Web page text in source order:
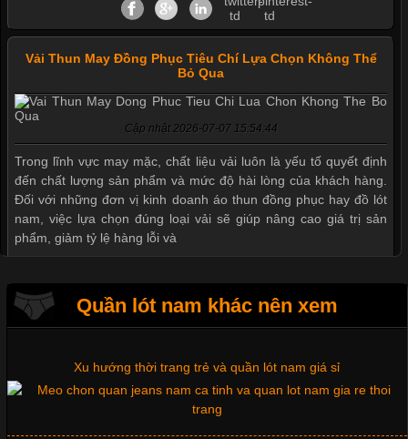
Vải Thun May Đồng Phục Tiêu Chí Lựa Chọn Không Thể
Bỏ Qua
Cập nhật 2026-07-07 15:54:44
Trong lĩnh vực may mặc, chất liệu vải luôn là yếu tố quyết định
đến chất lượng sản phẩm và mức độ hài lòng của khách hàng.
Đối với những đơn vị kinh doanh áo thun đồng phục hay đồ lót
nam, việc lựa chọn đúng loại vải sẽ giúp nâng cao giá trị sản
phẩm, giảm tỷ lệ hàng lỗi và
Cập nhật 2026-06-01 16:20:50
Quần lót nam khác nên xem
Mẫu quần short quần lót nam nữ hè thu 2017
Thị hiều quần lót nam bơi lội nam và nữ 2017
Giặt và bảo quản quần lót nam đúng cách